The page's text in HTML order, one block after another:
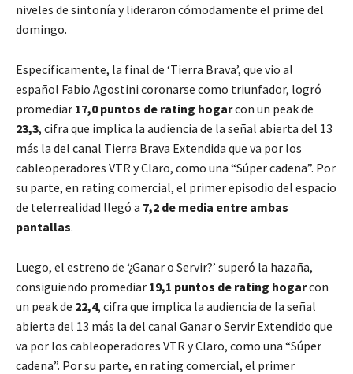
niveles de sintonía y lideraron cómodamente el prime del
domingo.
Específicamente, la final de ‘Tierra Brava’, que vio al
español Fabio Agostini coronarse como triunfador, logró
promediar 17,0 puntos de rating hogarcon un peak de
23,3, cifra que implica la audiencia de la señal abierta del 13
más la del canal Tierra Brava Extendida que va por los
cableoperadores VTR y Claro, como una “Súper cadena”. Por
su parte, en rating comercial, el primer episodio del espacio
de telerrealidad llegó a 7,2 de media entre ambas
pantallas.
Luego, el estreno de ‘¿Ganar o Servir?’ superó la hazaña,
consiguiendo promediar 19,1 puntos de rating hogarcon
un peak de 22,4, cifra que implica la audiencia de la señal
abierta del 13 más la del canal Ganar o Servir Extendido que
va por los cableoperadores VTR y Claro, como una “Súper
cadena”. Por su parte, en rating comercial, el primer